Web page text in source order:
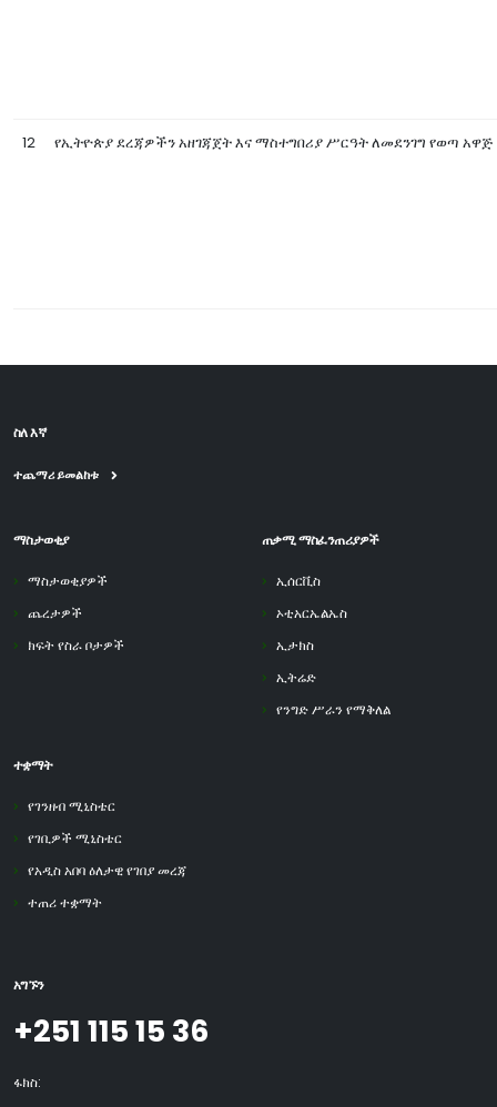
12 የኢትዮጵያ ደረጃዎችን አዘገጃጀት እና ማስተግበሪያ ሥርዓት ለመደንገግ የወጣ አዋጅ
ስለ እኛ
ተጨማሪ ይመልከቱ
ማስታወቂያ
ማስታወቂያዎች
ጨረታዎች
ክፍት የስራ ቦታዎች
ጠቃሚ ማስፈንጠሪያዎች
ኢሰርቪስ
ኦቲአርኤልኤስ
ኢታክስ
ኢትሬድ
የንግድ ሥራን የማቅለል
ተቋማት
የገንዘብ ሚኒስቴር
የገቢዎች ሚኒስቴር
የአዲስ አበባ ዕለታዊ የገበያ መረጃ
ተጠሪ ተቋማት
አግኙን
+251 115 15 36
ፋክስ: